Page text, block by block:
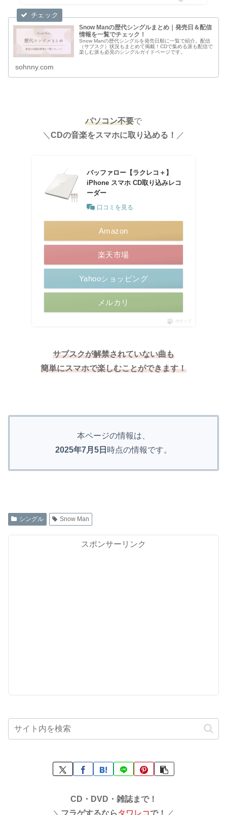
Snow Manの歴代シングルまとめ｜発売日＆配信
情報を一覧でチェック！
Snow Manの歴代シングルを発売日順に一覧で紹介。配信
（サブスク）状況もまとめて掲載！CDで集める派も配信で
楽しむ派も必見のシングルガイドページです。
sohnny.com
パソコン不要で
＼ CDの音楽をスマホに取り込める！ ／
バッファロー【ラクレコ＋】
iPhone スマホ CD取り込みレコ
ーダー
口コミを見る
Amazon
楽天市場
Yahooショッピング
メルカリ
ポチップ
サブスクが解禁されていない曲も
簡単にスマホで楽しむことができます！
本ページの情報は、
2025年7月5日 時点の情報です。
シングル Snow Man
スポンサーリンク
CD・DVD・雑誌まで！